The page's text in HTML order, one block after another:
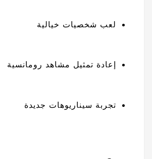
لعب شخصيات خيالية
إعادة تمثيل مشاهد رومانسية
تجربة سيناريوهات جديدة